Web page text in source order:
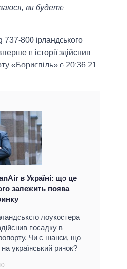
ви будете
800 ірландського
в історії здійснив
«Бориспіль» о 20:36 21
в Україні: що це
залежить поява
лоукостера
посадку в
Чи є шанси, що
український ринок?